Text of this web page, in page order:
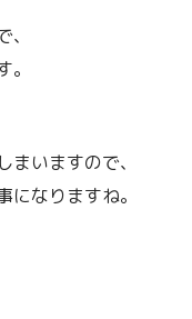
いますので、
なりますね。